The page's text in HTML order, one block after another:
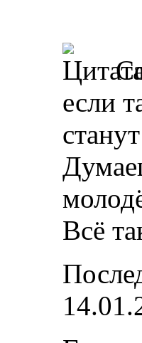
если
Всё